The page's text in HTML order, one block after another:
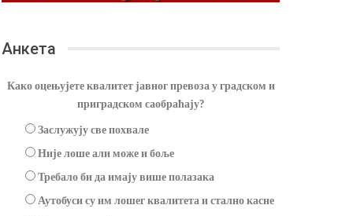
Анкета
Како оцењујете квалитет јавног превоза у градском и
приградском саобраћају?
Заслужују све похвале
Није лоше али може и боље
Требало би да имају више полазака
Аутобуси су им лошег квалитета и стално касне